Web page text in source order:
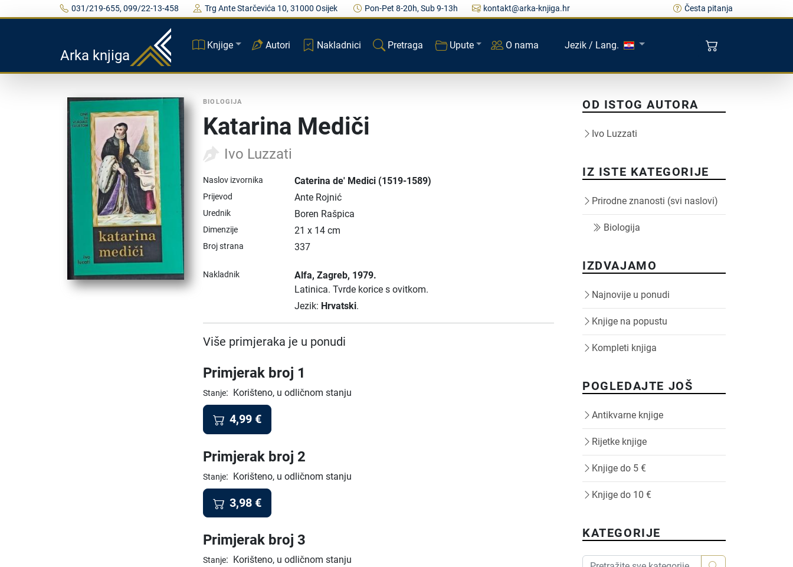
031/219-655, 099/22-13-458 Trg Ante Starčevića 10, 31000 Osijek Pon-Pet 8-20h, Sub 9-13h kontakt@arka-knjiga.hr Česta pitanja
Arka knjiga
Knjige Autori Nakladnici Pretraga Upute O nama Jezik / Lang.
BIOLOGIJA
Katarina Mediči
Ivo Luzzati
Naslov izvornika Caterina de' Medici (1519-1589)
Prijevod Ante Rojnić
Urednik Boren Rašpica
Dimenzije 21 x 14 cm
Broj strana 337
Nakladnik Alfa, Zagreb, 1979.
Latinica. Tvrde korice s ovitkom.
Jezik: Hrvatski.
Više primjeraka je u ponudi
Primjerak broj 1
Stanje: Korišteno, u odličnom stanju
4,99 €
Primjerak broj 2
Stanje: Korišteno, u odličnom stanju
3,98 €
Primjerak broj 3
Stanje: Korišteno, u odličnom stanju
OD ISTOG AUTORA
Ivo Luzzati
IZ ISTE KATEGORIJE
Prirodne znanosti (svi naslovi)
Biologija
IZDVAJAMO
Najnovije u ponudi
Knjige na popustu
Kompleti knjiga
POGLEDAJTE JOŠ
Antikvarne knjige
Rijetke knjige
Knjige do 5 €
Knjige do 10 €
KATEGORIJE